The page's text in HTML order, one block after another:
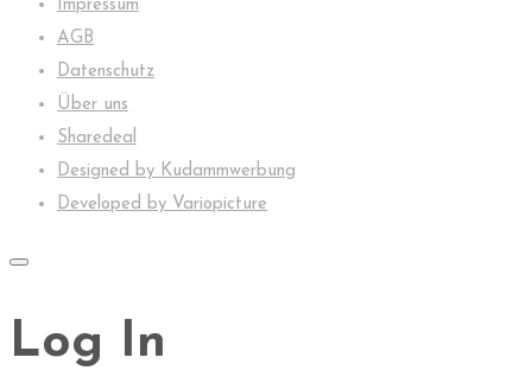
Impressum
AGB
Datenschutz
Über uns
Sharedeal
Designed by Kudammwerbung
Developed by Variopicture
Log In